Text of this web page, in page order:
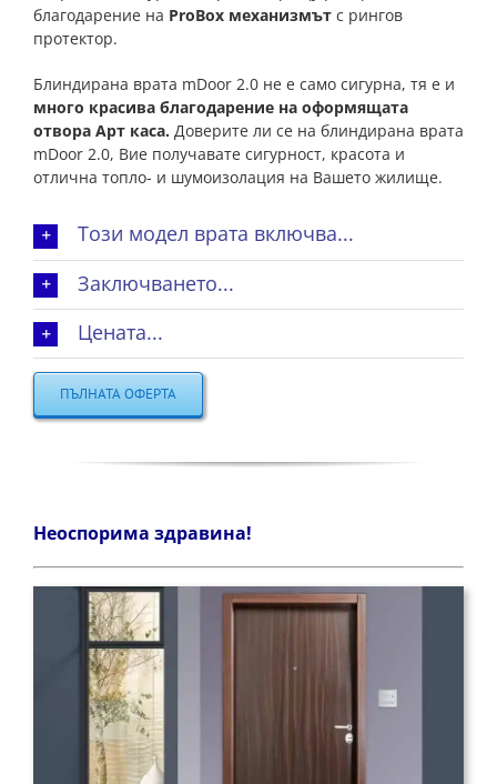
благодарение на ProBox механизмът с рингов
протектор.
Блиндирана врата mDoor 2.0 не е само сигурна, тя е и
много красива благодарение на оформящата
отвора Арт каса. Доверите ли се на блиндирана врата
mDoor 2.0, Вие получавате сигурност, красота и
отлична топло- и шумоизолация на Вашето жилище.
Този модел врата включва...
Заключването...
Цената...
ПЪЛНАТА ОФЕРТА
Неоспорима здравина!